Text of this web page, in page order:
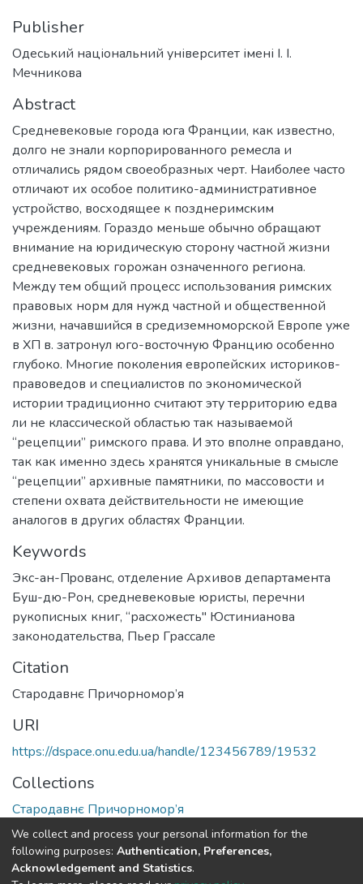
Publisher
Одеський національний університет імені І. І.
Мечникова
Abstract
Средневековые города юга Франции, как известно,
долго не знали корпорированного ремесла и
отличались рядом своеобразных черт. Наиболее часто
отличают их особое политико-административное
устройство, восходящее к позднеримским
учреждениям. Гораздо меньше обычно обращают
внимание на юридическую сторону частной жизни
средневековых горожан означенного региона.
Между тем общий процесс использования римских
правовых норм для нужд частной и общественной
жизни, начавшийся в средиземноморской Европе уже
в ХП в. затронул юго-восточную Францию особенно
глубоко. Многие поколения европейских историков-
правоведов и специалистов по экономической
истории традиционно считают эту территорию едва
ли не классической областью так называемой
“рецепции” римского права. И это вполне оправдано,
так как именно здесь хранятся уникальные в смысле
“рецепции” архивные памятники, по массовости и
степени охвата действительности не имеющие
аналогов в других областях Франции.
Keywords
Экc-aн-Пpoвaнc, отделение Архивов департамента
Буш-дю-Рон, средневековые юристы, перечни
рукописных книг, “расхожесть" Юстинианова
законодательства, Пьер Грассале
Citation
Стародавнє Причорномор’я
URI
https://dspace.onu.edu.ua/handle/123456789/19532
Collections
Стародавнє Причорномор’я
Full item page
We collect and process your personal information for the
following purposes: Authentication, Preferences,
Acknowledgement and Statistics.